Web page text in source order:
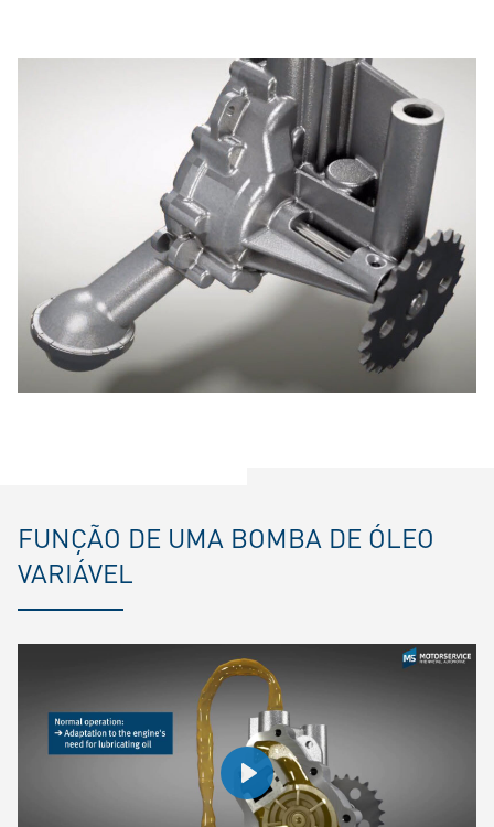
FUNÇÃO DE UMA BOMBA DE ÓLEO
VARIÁVEL
Play